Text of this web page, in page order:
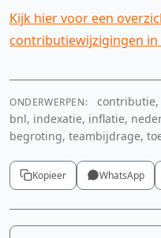
Kijk hier voor een
contributiewijzigingen in
ONDERWERPEN:
bnl, indexatie, inflatie,
begroting, teambijdrage,
Kopieer WhatsApp